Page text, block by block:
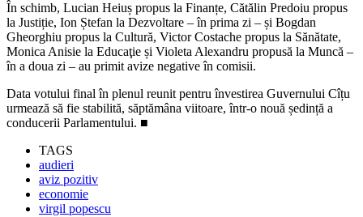
În schimb, Lucian Heiuș propus la Finanțe, Cătălin Predoiu propus
la Justiție, Ion Ștefan la Dezvoltare – în prima zi – și Bogdan
Gheorghiu propus la Cultură, Victor Costache propus la Sănătate,
Monica Anisie la Educaţie și Violeta Alexandru propusă la Muncă –
în a doua zi – au primit avize negative în comisii.
Data votului final în plenul reunit pentru învestirea Guvernului Cîțu
urmează să fie stabilită, săptămâna viitoare, într-o nouă ședință a
conducerii Parlamentului. ■
TAGS
audieri
aviz pozitiv
economie
virgil popescu